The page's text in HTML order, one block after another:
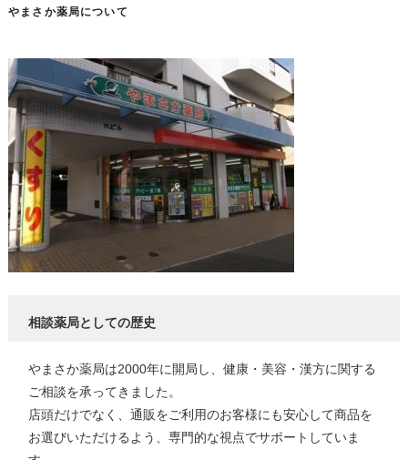
やまさか薬局について
相談薬局としての歴史
やまさか薬局は2000年に開局し、健康・美容・漢方に関する
ご相談を承ってきました。
店頭だけでなく、通販をご利用のお客様にも安心して商品を
お選びいただけるよう、専門的な視点でサポートしていま